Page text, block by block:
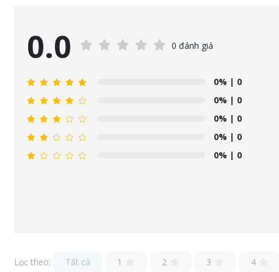
0.0 0 đánh giá
0% | 0
0% | 0
0% | 0
0% | 0
0% | 0
Lọc theo: Tất cả 1 2 3 4